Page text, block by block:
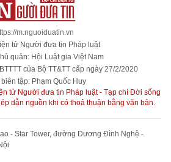
m.nguoiduatin.vn
tử Người đưa tin Pháp luật
quản: Hội Luật gia Việt Nam
của Bộ TT&TT cấp ngày 27/2/2020
tập: Phạm Quốc Huy
tử Người đưa tin Pháp luật - Tạp chí Đời sống
dẫn nguồn khi có thoả thuận bằng văn bản.
- Star Tower, đường Dương Đình Nghệ -